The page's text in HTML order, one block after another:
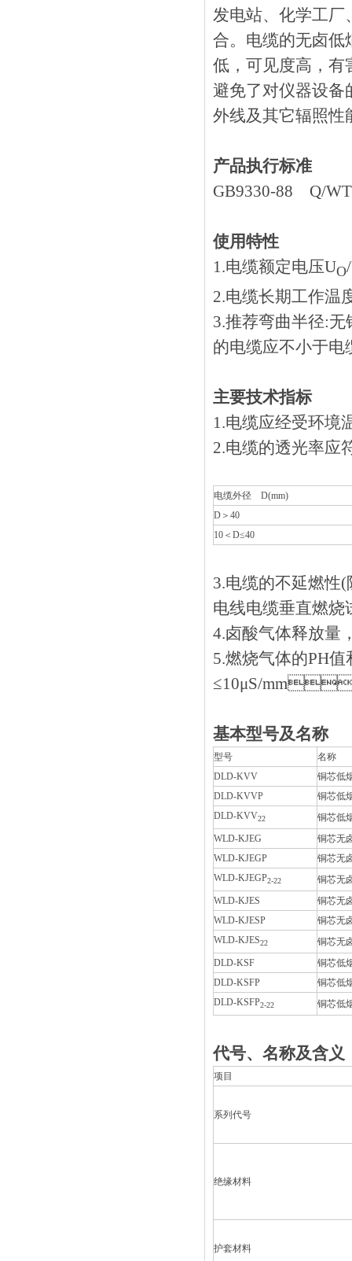
发电站、化学
合。电缆的无卤低
低，可见度高
避免了对仪器设备的
外线及其它辐照性
产品执行标准
GB9330-88 Q/
使用特性
1.电缆额定电压UO
2.电缆长期工作温
3.推荐弯曲半径:无
的电缆应不小于电缆
主要技术指标
1.电缆应经受环
2.电缆的透光率应
电缆外径 D(mm)
D＞40
10＜D≤40
3.电缆的不延燃性(
电线电缆垂直燃烧
4.卤酸气体释放量
5.燃烧气体的PH值
≤10μS/
基本型号及名称
型号
名称
DLD-KVV
铜芯低
DLD-KVVP
铜芯低
DLD-KVV22
铜芯低
WLD-KJEG
铜芯无
WLD-KJEGP
铜芯无
WLD-KJEGP2-22
铜芯无
WLD-KJES
铜芯无
WLD-KJESP
铜芯无
WLD-KJES22
铜芯无
DLD-KSF
铜芯低
DLD-KSFP
铜芯低
DLD-KSFP2-22 铜芯低
代号、名称及含义
项目
系列代号
绝缘材料
护套材料